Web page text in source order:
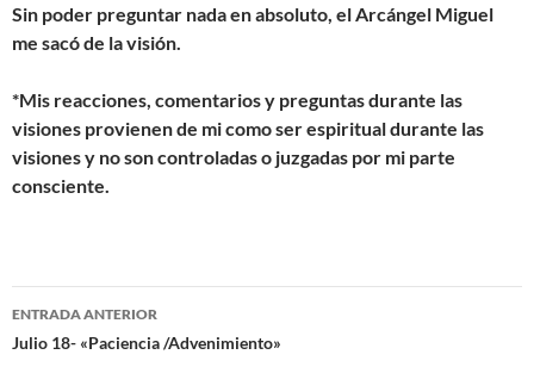
Sin poder preguntar nada en absoluto, el Arcángel Miguel
me sacó de la visión.
*Mis reacciones, comentarios y preguntas durante las
visiones provienen de mi como ser espiritual durante las
visiones y no son controladas o juzgadas por mi parte
consciente.
Navegación
de
ENTRADA ANTERIOR
Julio 18- «Paciencia /Advenimiento»